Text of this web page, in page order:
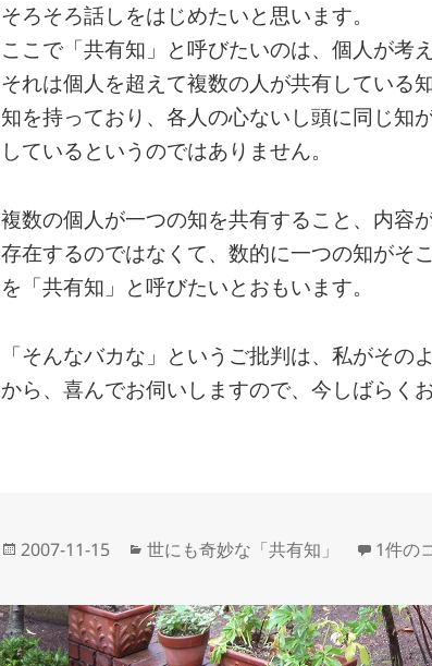
そろそろ話しをはじめたいと思います。
ここで「共有知」と呼びたいのは、個人が考
それは個人を超えて複数の人が共有している
知を持っており、各人の心ないし頭に同じ知
しているというのではありません。
複数の個人が一つの知を共有すること、内容
存在するのではなくて、数的に一つの知がそ
を「共有知」と呼びたいとおもいます。
「そんなバカな」というご批判は、私がその
から、喜んでお伺いしますので、今しばらく
投
日:
2007-11-15
カ
ゴ
リ
ー
世にも奇妙な「共有知」 02そ
1件の